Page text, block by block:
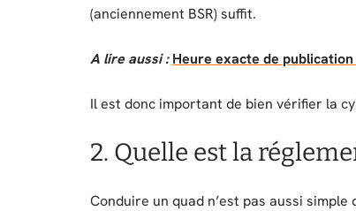
(anciennement BSR) suffit.
A lire aussi : Heure exacte de
Il est donc important de bien vérifier la
2. Quelle est la
Conduire un quad n’est pas aussi